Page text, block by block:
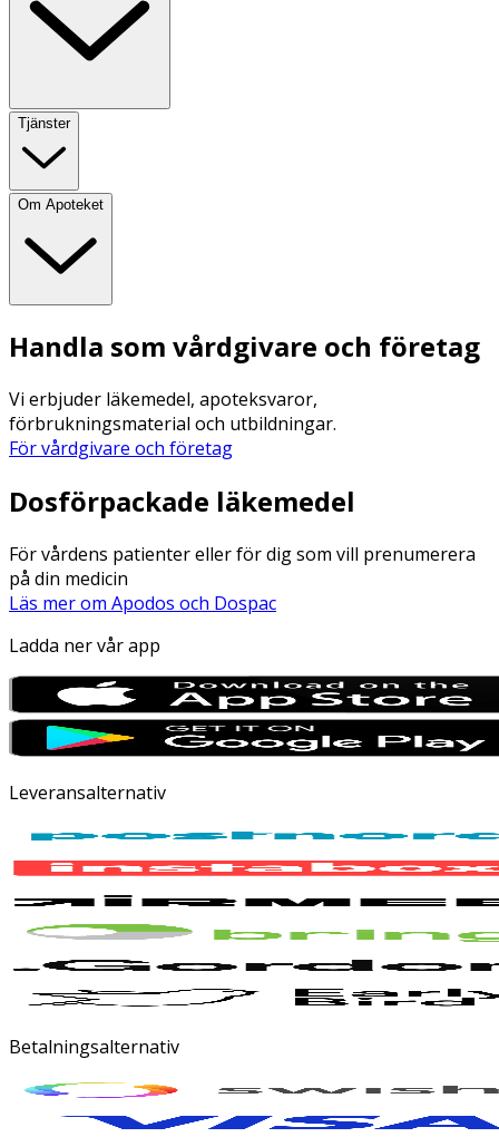
Tjänster
Om Apoteket
Handla som vårdgivare och företag
Vi erbjuder läkemedel, apoteksvaror,
förbrukningsmaterial och utbildningar.
För vårdgivare och företag
Dosförpackade läkemedel
För vårdens patienter eller för dig som vill prenumerera
på din medicin
Läs mer om Apodos och Dospac
Ladda ner vår app
Leveransalternativ
Betalningsalternativ